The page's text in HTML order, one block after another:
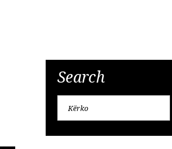
Search